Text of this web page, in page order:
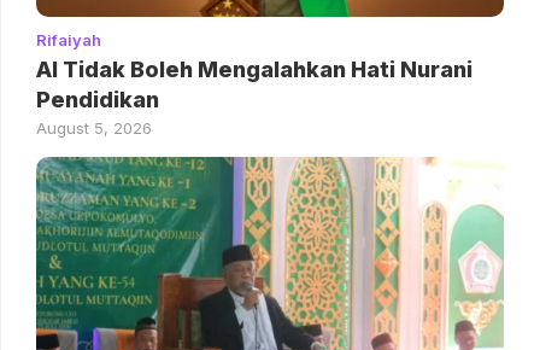
Rifaiyah
AI Tidak Boleh Mengalahkan Hati Nurani
Pendidikan
August 5, 2026